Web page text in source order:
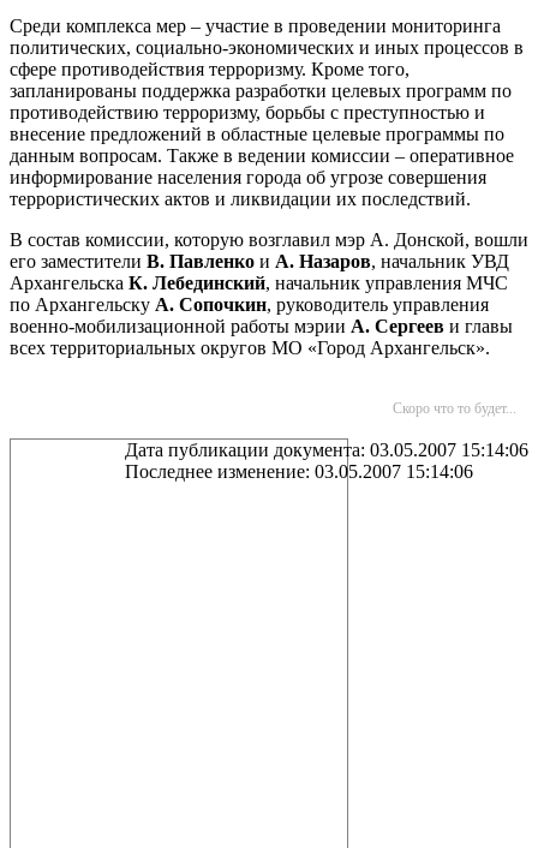
Среди комплекса мер – участие в проведении мониторинга
политических, социально-экономических и иных процессов в
сфере противодействия терроризму. Кроме того,
запланированы поддержка разработки целевых программ по
противодействию терроризму, борьбы с преступностью и
внесение предложений в областные целевые программы по
данным вопросам. Также в ведении комиссии – оперативное
информирование населения города об угрозе совершения
террористических актов и ликвидации их последствий.
В состав комиссии, которую возглавил мэр А. Донской, вошли
его заместители В. Павленко и А. Назаров, начальник УВД
Архангельска К. Лебединский, начальник управления МЧС
по Архангельску А. Сопочкин, руководитель управления
военно-мобилизационной работы мэрии А. Сергеев и главы
всех территориальных округов МО «Город Архангельск».
Скоро что то будет...
Дата публикации документа: 03.05.2007 15:14:06
Последнее изменение: 03.05.2007 15:14:06